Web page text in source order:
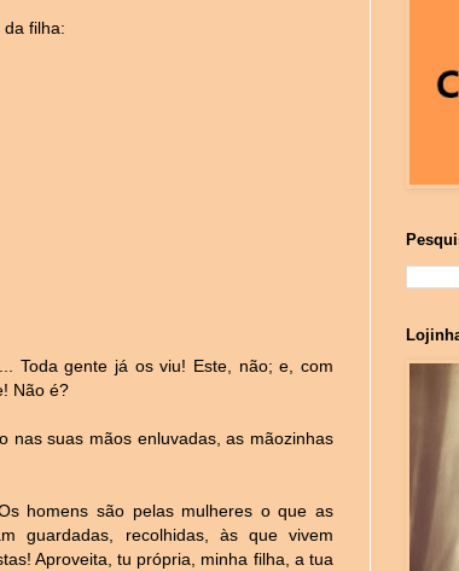
filha:
Toda gente já os viu! Este, não; e, com
Não é?
nas suas mãos enluvadas, as mãozinhas
homens são pelas mulheres o que as
guardadas, recolhidas, às que vivem
Aproveita, tu própria, minha filha, a tua